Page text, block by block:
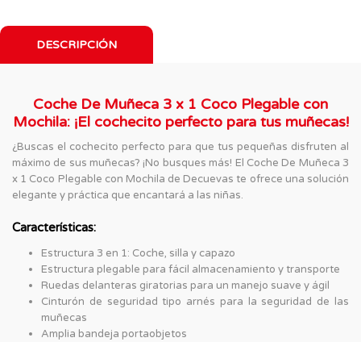
DESCRIPCIÓN
Coche De Muñeca 3 x 1 Coco Plegable con
Mochila: ¡El cochecito perfecto para tus muñecas!
¿Buscas el cochecito perfecto para que tus pequeñas disfruten al
máximo de sus muñecas? ¡No busques más! El Coche De Muñeca 3
x 1 Coco Plegable con Mochila de Decuevas te ofrece una solución
elegante y práctica que encantará a las niñas.
Características:
Estructura 3 en 1: Coche, silla y capazo
Estructura plegable para fácil almacenamiento y transporte
Ruedas delanteras giratorias para un manejo suave y ágil
Cinturón de seguridad tipo arnés para la seguridad de las
muñecas
Amplia bandeja portaobjetos